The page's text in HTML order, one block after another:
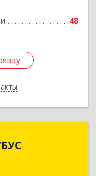
48
Подробнее